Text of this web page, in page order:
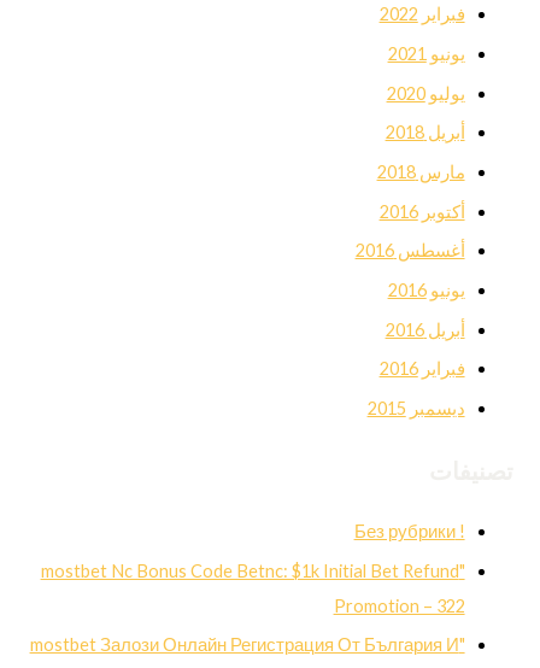
فبراير 2022
يونيو 2021
يوليو 2020
أبريل 2018
مارس 2018
أكتوبر 2016
أغسطس 2016
يونيو 2016
أبريل 2016
فبراير 2016
ديسمبر 2015
! Без рубрики
"mostbet Nc Bonus Code Betnc: $1k Initial Bet Refund
Promotion – 322
"mostbet Залози Онлайн Регистрация От България И